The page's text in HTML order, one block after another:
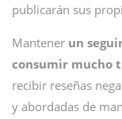
publicarán sus
Mantener un
consumir mucho
recibir reseñas
y abordadas de